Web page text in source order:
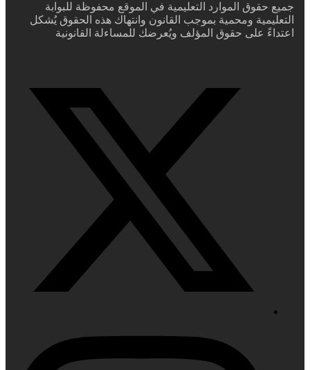
جميع حقوق الموارد التعليمية في الموقع محفوظة للبوابة
التعليمية ومحمية بموجب القانون وانتهاك هذه الحقوق يُشكل
اعتداءً على حقوق المؤلف ويُعرضك للمساءلة القانونية